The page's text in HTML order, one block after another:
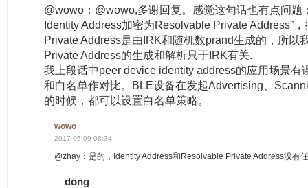
@wowo：@wowo,多谢回复。感觉这句话也有点问题
Identity Address加密为Resolvable Private Address”
Private Address是由IRK和随机数prand生成的，所以
Private Address的生成和解析只于IRK有关.
我上段话中peer device identity address的应用场景有
和白名单作对比。BLE设备在发起Advertising、
的时候，都可以设置白名单策略。
wowo
2017-06-09 08:34
@zhay：是的，Identity Address和Resolvable Private Address没有
dong